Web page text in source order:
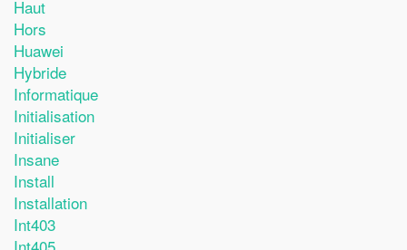
Haut
Hors
Huawei
Hybride
Informatique
Initialisation
Initialiser
Insane
Install
Installation
Int403